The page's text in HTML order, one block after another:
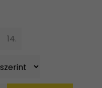
14.